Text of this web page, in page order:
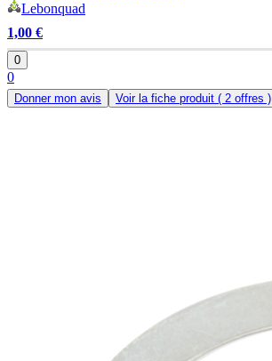
Lebonquad
1,00 €
0
0
Donner mon avis Voir la fiche produit ( 2 offres )